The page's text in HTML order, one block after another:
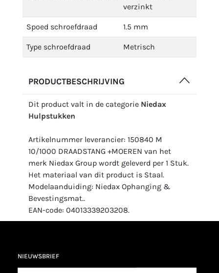
verzinkt
Spoed schroefdraad 1.5 mm
Type schroefdraad Metrisch
PRODUCTBESCHRIJVING
Dit product valt in de categorie Niedax
Hulpstukken
Artikelnummer leverancier: 150840 M
10/1000 DRAADSTANG +MOEREN van het
merk Niedax Group wordt geleverd per 1 Stuk.
Het materiaal van dit product is Staal.
Modelaanduiding: Niedax Ophanging &
Bevestingsmat..
EAN-code: 04013339203208.
NIEUWSBRIEF